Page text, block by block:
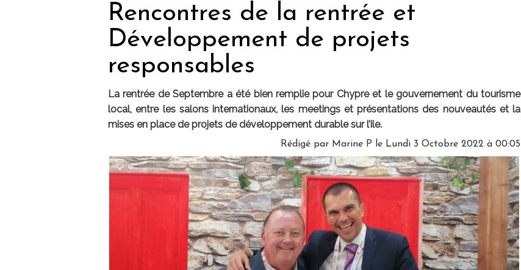
Rencontres de la rentrée et
Développement de projets
responsables
La rentrée de Septembre a été bien remplie pour Chypre et le gouvernement du tourisme
local, entre les salons internationaux, les meetings et présentations des nouveautés et la
mises en place de projets de développement durable sur l’ile.
Rédigé par Marine P le Lundi 3 Octobre 2022 à 00:05